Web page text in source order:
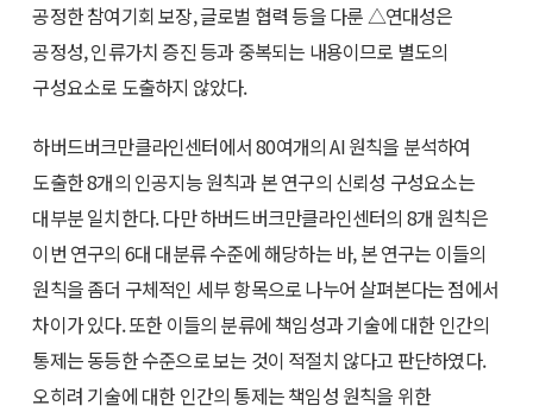
공정한 참여기회 보장, 글로벌 협력 등을 다룬 △연대성은
공정성, 인류가치 증진 등과 중복되는 내용이므로 별도의
구성요소로 도출하지 않았다.
하버드버크만클라인센터에서 80여개의 AI 원칙을 분석하여
도출한 8개의 인공지능 원칙과 본 연구의 신뢰성 구성요소는
대부분 일치한다. 다만 하버드버크만클라인센터의 8개 원칙은
이번 연구의 6대 대분류 수준에 해당하는 바, 본 연구는 이들의
원칙을 좀더 구체적인 세부 항목으로 나누어 살펴본다는 점에서
차이가 있다. 또한 이들의 분류에 책임성과 기술에 대한 인간의
통제는 동등한 수준으로 보는 것이 적절치 않다고 판단하였다.
오히려 기술에 대한 인간의 통제는 책임성 원칙을 위한